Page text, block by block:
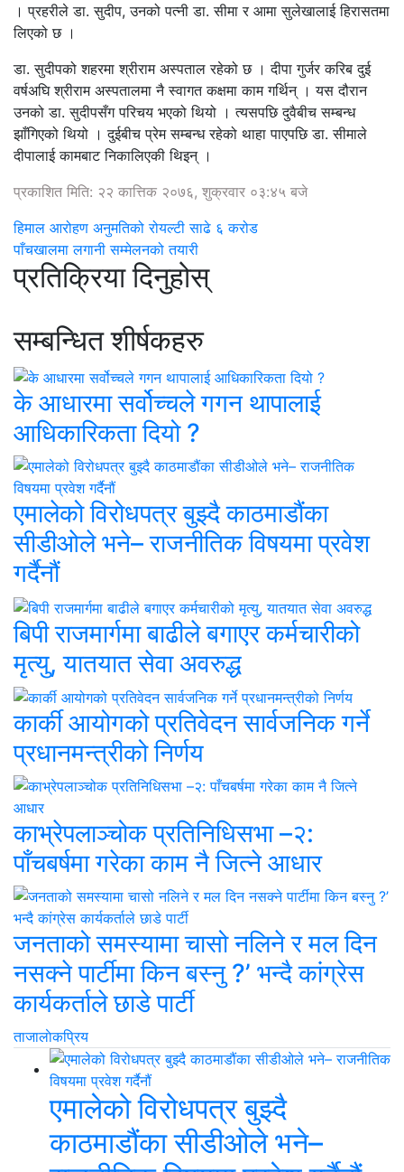
। प्रहरीले डा. सुदीप, उनको पत्नी डा. सीमा र आमा सुलेखालाई हिरासतमा
लिएको छ ।
डा. सुदीपको शहरमा श्रीराम अस्पताल रहेको छ । दीपा गुर्जर करिब दुई
वर्षअघि श्रीराम अस्पतालमा नै स्वागत कक्षमा काम गर्थिन् । यस दौरान
उनको डा. सुदीपसँग परिचय भएको थियो । त्यसपछि दुवैबीच सम्बन्ध
झाँगिएको थियो । दुईबीच प्रेम सम्बन्ध रहेको थाहा पाएपछि डा. सीमाले
दीपालाई कामबाट निकालिएकी थिइन् ।
प्रकाशित मिति: २२ कात्तिक २०७६, शुक्रवार ०३:४५ बजे
हिमाल आरोहण अनुमतिको रोयल्टी साढे ६ करोड
पाँचखालमा लगानी सम्मेलनको तयारी
प्रतिक्रिया दिनुहोस्
सम्बन्धित शीर्षकहरु
के आधारमा सर्वोच्चले गगन थापालाई
आधिकारिकता दियो ?
एमालेको विरोधपत्र बुझ्दै काठमाडौंका
सीडीओले भने– राजनीतिक विषयमा प्रवेश
गर्दैनौं
बिपी राजमार्गमा बाढीले बगाएर कर्मचारीको
मृत्यु, यातयात सेवा अवरुद्ध
कार्की आयोगको प्रतिवेदन सार्वजनिक गर्ने
प्रधानमन्त्रीको निर्णय
काभ्रेपलाञ्चोक प्रतिनिधिसभा –२:
पाँचबर्षमा गरेका काम नै जित्ने आधार
जनताको समस्यामा चासो नलिने र मल दिन
नसक्ने पार्टीमा किन बस्नु ?’ भन्दै कांग्रेस
कार्यकर्ताले छाडे पार्टी
ताजालाेकप्रिय
एमालेको विरोधपत्र बुझ्दै
काठमाडौंका सीडीओले भने–